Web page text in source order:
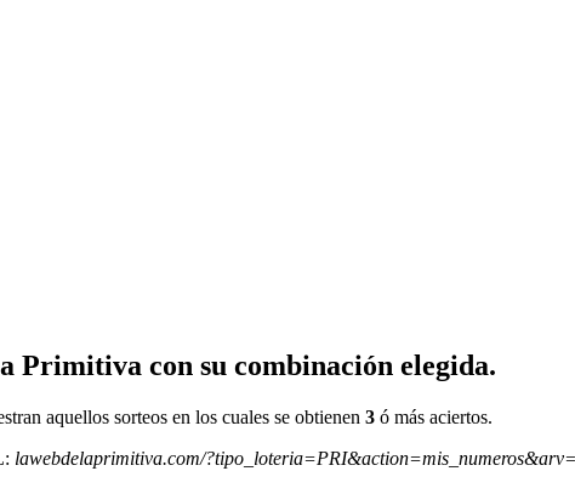
Primitiva con su combinación elegida.
aquellos sorteos en los cuales se obtienen 3 ó más aciertos.
lawebdelaprimitiva.com/